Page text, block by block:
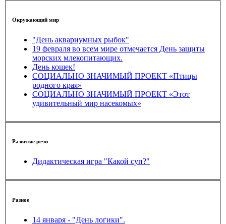
Окружающий мир
"День аквариумных рыбок"
19 февраля во всем мире отмечается День защиты
морских млекопитающих.
День кошек!
СОЦИАЛЬНО ЗНАЧИМЫЙ ПРОЕКТ «Птицы
родного края»
СОЦИАЛЬНО ЗНАЧИМЫЙ ПРОЕКТ «Этот
удивительный мир насекомых»
Развитие речи
Дидактическая игра "Какой суп?"
Разное
14 января - "День логики".